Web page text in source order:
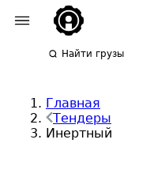
Найти грузы
Главная
Тендеры
Инертный